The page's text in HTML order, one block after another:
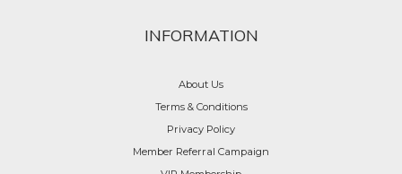
INFORMATION
About Us
Terms & Conditions
Privacy Policy
Member Referral Campaign